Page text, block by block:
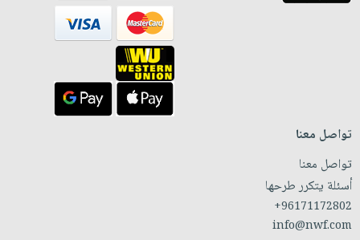
تواصل معنا
تواصل معنا
أسئلة يتكرر طرحها
+96171172802
info@nwf.com